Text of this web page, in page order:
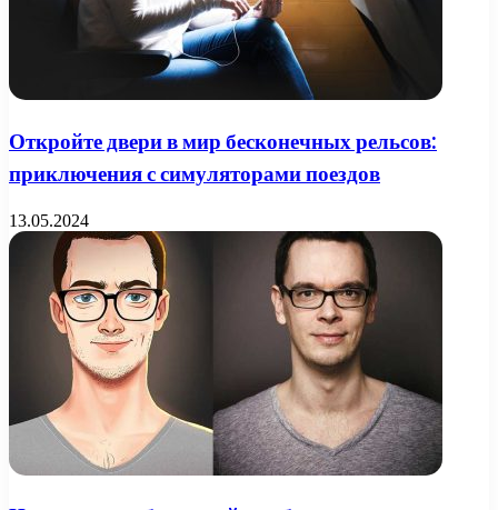
Откройте двери в мир бесконечных рельсов:
приключения с симуляторами поездов
13.05.2024